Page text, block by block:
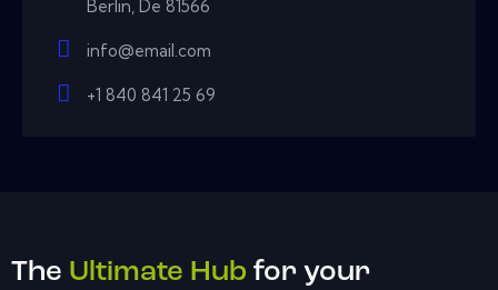
Berlin, De 81566
info@email.com
+1 840 841 25 69
The Ultimate Hub for your